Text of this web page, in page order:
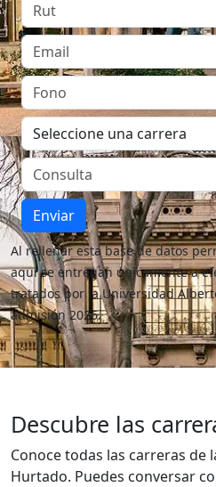
Enviar
Al rellenar esta base de datos
aquí se entregan únicamente a
tratados por la Universidad
admisión 2026.
Descubre las
Conoce todas las carreras de
Hurtado. Puedes conversar